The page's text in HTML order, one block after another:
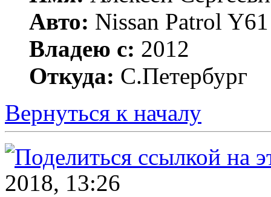
Авто: Nissan Patrol
Владею с: 2012
Откуда: С.Петербург
Вернуться к началу
2018, 13:26